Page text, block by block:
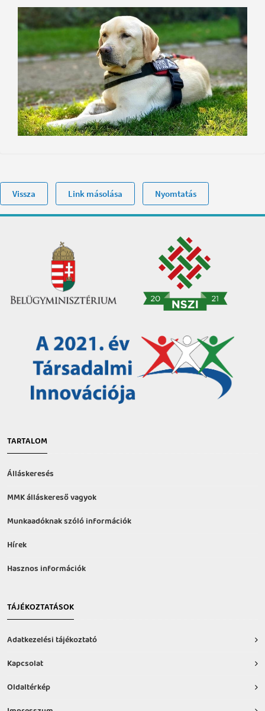
Vissza Link másolása Nyomtatás
TARTALOM
Álláskeresés
MMK álláskereső vagyok
Munkaadóknak szóló információk
Hírek
Hasznos információk
TÁJÉKOZTATÁSOK
Adatkezelési tájékoztató
Kapcsolat
Oldaltérkép